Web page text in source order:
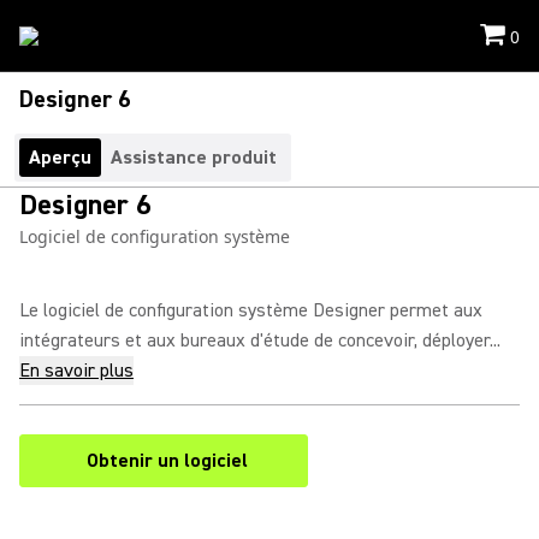
0
Designer 6
Aperçu Assistance produit
Designer 6
Logiciel de configuration système
Le logiciel de configuration système Designer permet aux
intégrateurs et aux bureaux d'étude de concevoir, déployer...
En savoir plus
Obtenir un logiciel